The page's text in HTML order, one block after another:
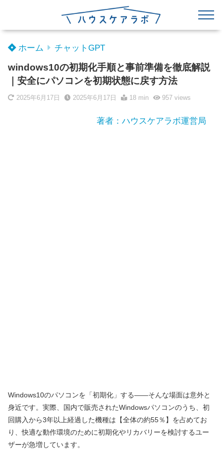
ホーム チャットGPT
windows10の初期化手順と事前準備を徹底解説
｜安全にパソコンを初期状態に戻す方法
2025年6月17日 2025年6月17日 18 min 957 views
著者：ハウスケアラボ運営局
Windows10のパソコンを「初期化」する――そんな場面は意外と
身近です。実際、国内で販売されたWindowsパソコンのうち、初
回購入から3年以上経過した機種は【全体の約55％】を占めてお
り、快適な動作環境のために初期化やリカバリーを検討するユー
ザーが急増しています。